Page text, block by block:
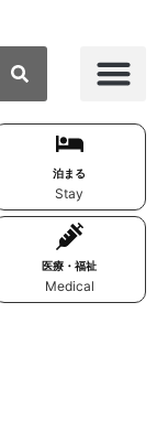
泊まる
Stay
医療・福祉
Medical